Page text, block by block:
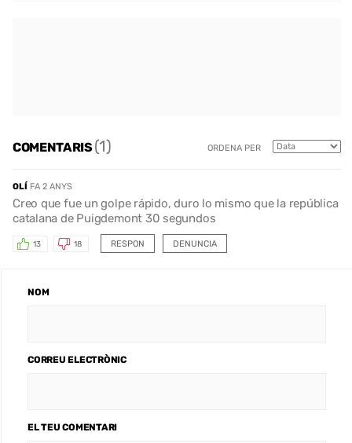
COMENTARIS(1) ORDENA PER
OLÍ FA 2 ANYS
Creo que fue un golpe rápido, duro lo mismo que la república
catalana de Puigdemont 30 segundos
RESPON
13 18 DENUNCIA
NOM
CORREU ELECTRÒNIC
EL TEU COMENTARI